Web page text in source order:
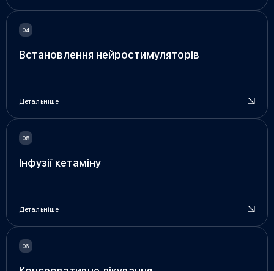
Встановлення нейростимуляторів
Детальніше
Інфузії кетаміну
Детальніше